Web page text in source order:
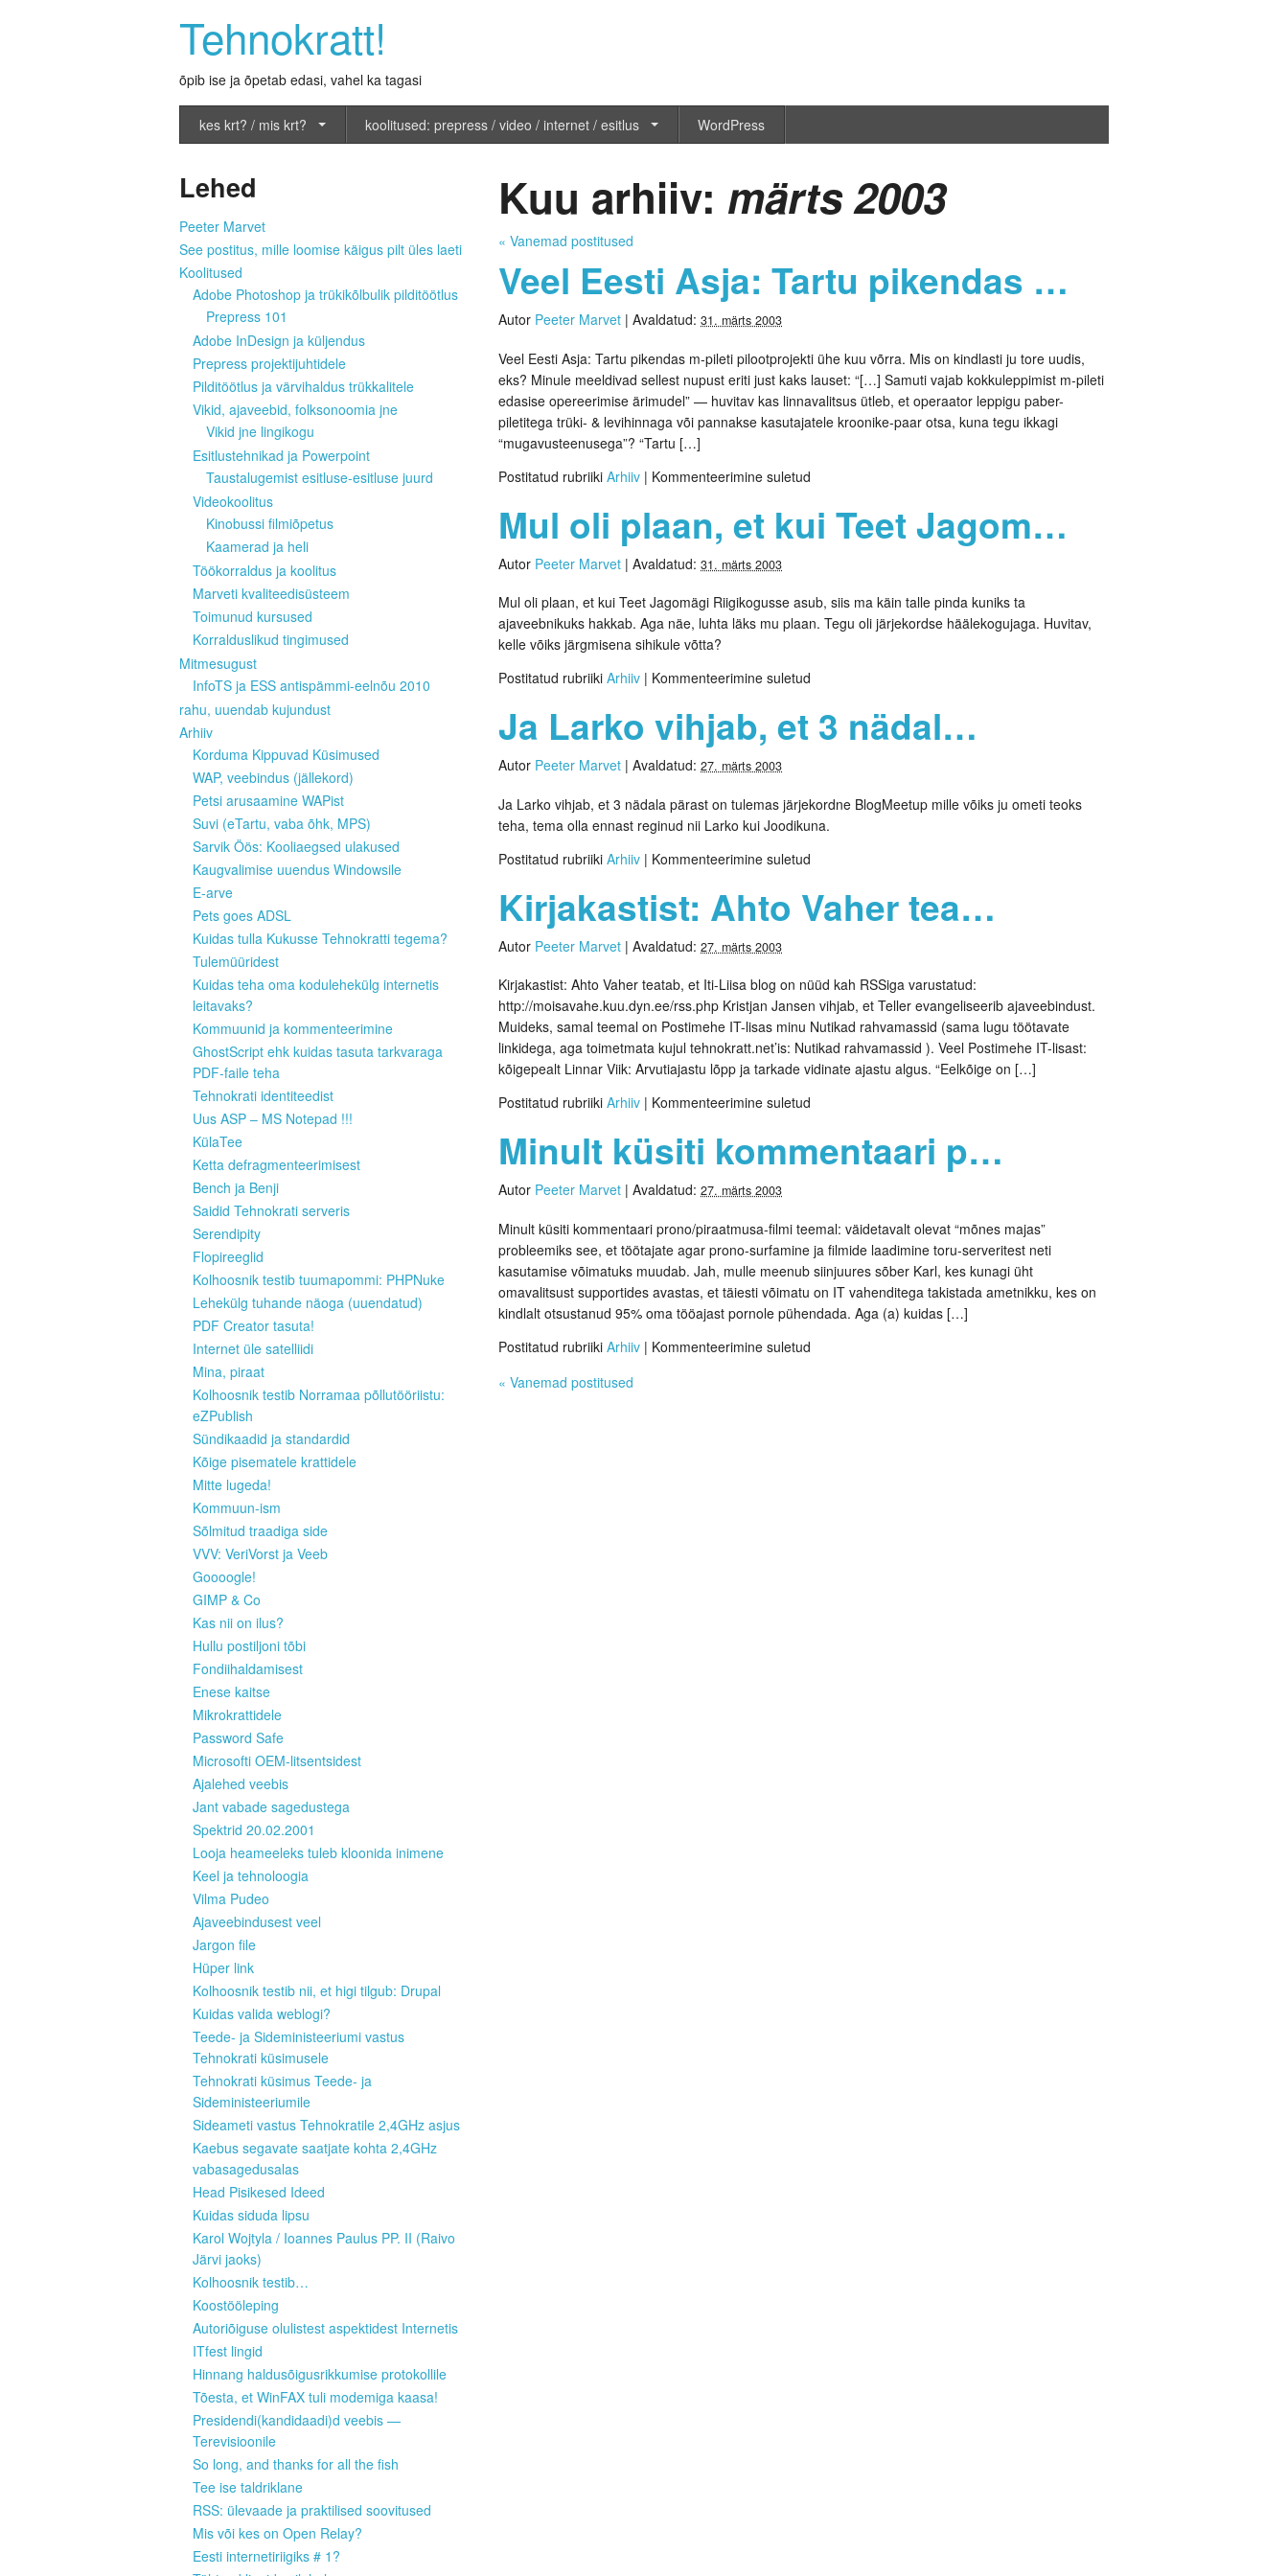
Tehnokratt!
õpib ise ja õpetab edasi, vahel ka tagasi
kes krt? / mis krt? koolitused: prepress / video / internet / esitlus WordPress
Kuu arhiiv: märts 2003
« Vanemad postitused
Veel Eesti Asja: Tartu pikendas …
Autor Peeter Marvet |Avaldatud:31. märts 2003
Veel Eesti Asja: Tartu pikendas m-pileti pilootprojekti ühe kuu võrra. Mis on kindlasti ju tore uudis,
eks? Minule meeldivad sellest nupust eriti just kaks lauset: “[…] Samuti vajab kokkuleppimist m-pileti
edasise opereerimise ärimudel” — huvitav kas linnavalitsus ütleb, et operaator leppigu paber-
piletitega trüki- & levihinnaga või pannakse kasutajatele kroonike-paar otsa, kuna tegu ikkagi
“mugavusteenusega”? “Tartu […]
Postitatud rubriikiArhiiv | Kommenteerimine suletud
Mul oli plaan, et kui Teet Jagom…
Autor Peeter Marvet |Avaldatud:31. märts 2003
Mul oli plaan, et kui Teet Jagomägi Riigikogusse asub, siis ma käin talle pinda kuniks ta
ajaveebnikuks hakkab. Aga näe, luhta läks mu plaan. Tegu oli järjekordse häälekogujaga. Huvitav,
kelle võiks järgmisena sihikule võtta?
Postitatud rubriikiArhiiv | Kommenteerimine suletud
Ja Larko vihjab, et 3 nädal…
Autor Peeter Marvet |Avaldatud:27. märts 2003
Ja Larko vihjab, et 3 nädala pärast on tulemas järjekordne BlogMeetup mille võiks ju ometi teoks
teha, tema olla ennast reginud nii Larko kui Joodikuna.
Postitatud rubriikiArhiiv | Kommenteerimine suletud
Kirjakastist: Ahto Vaher tea…
Autor Peeter Marvet |Avaldatud:27. märts 2003
Kirjakastist: Ahto Vaher teatab, et Iti-Liisa blog on nüüd kah RSSiga varustatud:
http://moisavahe.kuu.dyn.ee/rss.php Kristjan Jansen vihjab, et Teller evangeliseerib ajaveebindust.
Muideks, samal teemal on Postimehe IT-lisas minu Nutikad rahvamassid (sama lugu töötavate
linkidega, aga toimetmata kujul tehnokratt.net’is: Nutikad rahvamassid ). Veel Postimehe IT-lisast:
kõigepealt Linnar Viik: Arvutiajastu lõpp ja tarkade vidinate ajastu algus. “Eelkõige on […]
Postitatud rubriikiArhiiv | Kommenteerimine suletud
Minult küsiti kommentaari p…
Autor Peeter Marvet |Avaldatud:27. märts 2003
Minult küsiti kommentaari prono/piraatmusa-filmi teemal: väidetavalt olevat “mõnes majas”
probleemiks see, et töötajate agar prono-surfamine ja filmide laadimine toru-serveritest neti
kasutamise võimatuks muudab. Jah, mulle meenub siinjuures sõber Karl, kes kunagi üht
omavalitsust supportides avastas, et täiesti võimatu on IT vahenditega takistada ametnikku, kes on
kindlalt otsustanud 95% oma tööajast pornole pühendada. Aga (a) kuidas […]
Postitatud rubriikiArhiiv | Kommenteerimine suletud
« Vanemad postitused
Lehed
Peeter Marvet
See postitus, mille loomise käigus pilt üles laeti
Koolitused
Adobe Photoshop ja trükikõlbulik pilditöötlus
Prepress 101
Adobe InDesign ja küljendus
Prepress projektijuhtidele
Pilditöötlus ja värvihaldus trükkalitele
Vikid, ajaveebid, folksonoomia jne
Vikid jne lingikogu
Esitlustehnikad ja Powerpoint
Taustalugemist esitluse-esitluse juurd
Videokoolitus
Kinobussi filmiõpetus
Kaamerad ja heli
Töökorraldus ja koolitus
Marveti kvaliteedisüsteem
Toimunud kursused
Korralduslikud tingimused
Mitmesugust
InfoTS ja ESS antispämmi-eelnõu 2010
rahu, uuendab kujundust
Arhiiv
Korduma Kippuvad Küsimused
WAP, veebindus (jällekord)
Petsi arusaamine WAPist
Suvi (eTartu, vaba õhk, MPS)
Sarvik Öös: Kooliaegsed ulakused
Kaugvalimise uuendus Windowsile
E-arve
Pets goes ADSL
Kuidas tulla Kukusse Tehnokratti tegema?
Tulemüüridest
Kuidas teha oma kodulehekülg internetis
leitavaks?
Kommuunid ja kommenteerimine
GhostScript ehk kuidas tasuta tarkvaraga
PDF-faile teha
Tehnokrati identiteedist
Uus ASP – MS Notepad !!!
KülaTee
Ketta defragmenteerimisest
Bench ja Benji
Saidid Tehnokrati serveris
Serendipity
Flopireeglid
Kolhoosnik testib tuumapommi: PHPNuke
Lehekülg tuhande näoga (uuendatud)
PDF Creator tasuta!
Internet üle satelliidi
Mina, piraat
Kolhoosnik testib Norramaa põllutööriistu:
eZPublish
Sündikaadid ja standardid
Kõige pisematele krattidele
Mitte lugeda!
Kommuun-ism
Sõlmitud traadiga side
VVV: VeriVorst ja Veeb
Goooogle!
GIMP & Co
Kas nii on ilus?
Hullu postiljoni tõbi
Fondiihaldamisest
Enese kaitse
Mikrokrattidele
Password Safe
Microsofti OEM-litsentsidest
Ajalehed veebis
Jant vabade sagedustega
Spektrid 20.02.2001
Looja heameeleks tuleb kloonida inimene
Keel ja tehnoloogia
Vilma Pudeo
Ajaveebindusest veel
Jargon file
Hüper link
Kolhoosnik testib nii, et higi tilgub: Drupal
Kuidas valida weblogi?
Teede- ja Sideministeeriumi vastus
Tehnokrati küsimusele
Tehnokrati küsimus Teede- ja
Sideministeeriumile
Sideameti vastus Tehnokratile 2,4GHz asjus
Kaebus segavate saatjate kohta 2,4GHz
vabasagedusalas
Head Pisikesed Ideed
Kuidas siduda lipsu
Karol Wojtyla / Ioannes Paulus PP. II (Raivo
Järvi jaoks)
Kolhoosnik testib…
Koostööleping
Autoriõiguse olulistest aspektidest Internetis
ITfest lingid
Hinnang haldusõigusrikkumise protokollile
Tõesta, et WinFAX tuli modemiga kaasa!
Presidendi(kandidaadi)d veebis —
Terevisioonile
So long, and thanks for all the fish
Tee ise taldriklane
RSS: ülevaade ja praktilised soovitused
Mis või kes on Open Relay?
Eesti internetiriigiks # 1?